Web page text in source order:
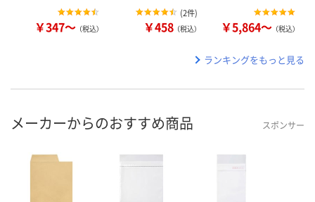
￥347～ （税込）
(2件)
￥458 （税込） ￥5,864～ （税込）
ランキングをもっと見る
メーカーからのおすすめ商品 スポンサー